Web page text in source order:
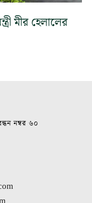
মীর হেলালের
নম্বর ৬০